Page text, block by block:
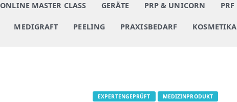
ONLINE MASTER CLASS GERÄTE PRP & UNICORN PRF
MEDIGRAFT PEELING PRAXISBEDARF KOSMETIKA
EXPERTENGEPRÜFT
MEDIZINPRODUKT